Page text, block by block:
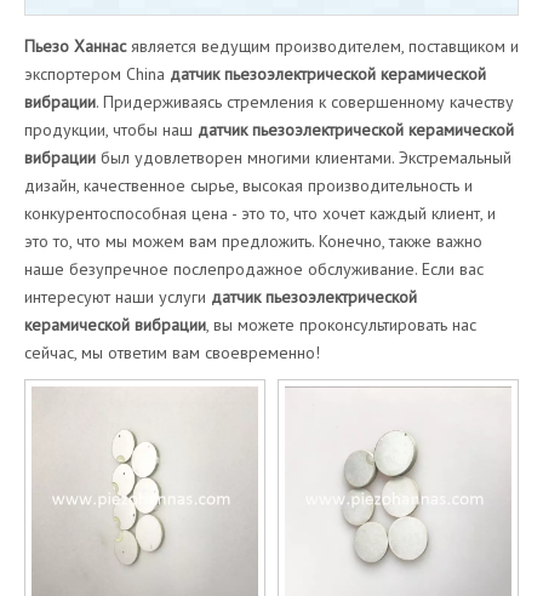
Пьезо Ханнасявляется ведущим производителем, поставщиком и
экспортером China датчик пьезоэлектрической керамической
вибрации. Придерживаясь стремления к совершенному качеству
продукции, чтобы наш датчик пьезоэлектрической керамической
вибрации был удовлетворен многими клиентами. Экстремальный
дизайн, качественное сырье, высокая производительность и
конкурентоспособная цена - это то, что хочет каждый клиент, и
это то, что мы можем вам предложить. Конечно, также важно
наше безупречное послепродажное обслуживание. Если вас
интересуют наши услуги датчик пьезоэлектрической
керамической вибрации, вы можете проконсультировать нас
сейчас, мы ответим вам своевременно!